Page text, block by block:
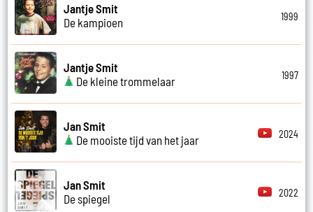
Jantje Smit
De kampioen
1999
Jantje Smit
De kleine trommelaar
1997
Jan Smit
De mooiste tijd van het jaar
2024
Jan Smit
De spiegel
2022